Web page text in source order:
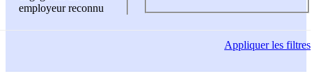
employeur reconnu
Appliquerles filtres